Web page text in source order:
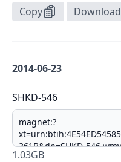
Copy Download
2014-06-23
SHKD-546
1.03GB